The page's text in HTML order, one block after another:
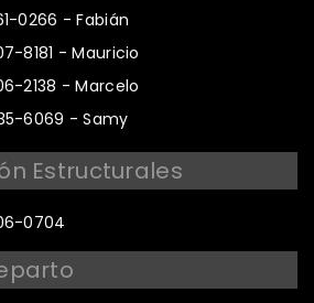
0266 - Fabián
8181 - Mauricio
2138 - Marcelo
6069 - Samy
Estructurales
0704